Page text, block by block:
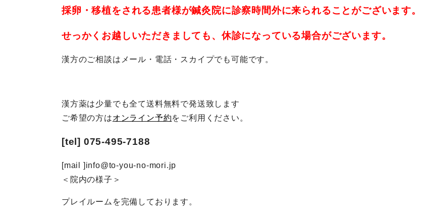
採卵・移植をされる患者様が鍼灸院に診察時間外に来られることがございます。
せっかくお越しいただきましても、休診になっている場合がございます。
漢方のご相談はメール・電話・スカイプでも可能です。
漢方薬は少量でも全て送料無料で発送致します
ご希望の方はオンライン予約をご利用ください。
[tel] 075-495-7188
[mail ]info@to-you-no-mori.jp
＜院内の様子＞
プレイルームを完備しております。